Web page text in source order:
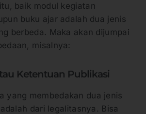
baik modul kegiatan
buku ajar adalah dua jenis
berbeda. Maka akan dijumpai
misalnya:
Ketentuan Publikasi
yang membedakan dua jenis
dari legalitasnya. Bisa